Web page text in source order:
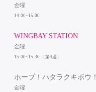
金曜
14:00~15:00
WINGBAY STATION
金曜
15:00~15:30 （第4週）
ホープ！ハタラクキボウ！
金曜